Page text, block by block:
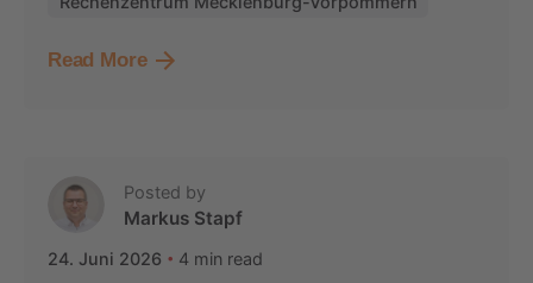
Read More
Posted by
Markus Stapf
24. Juni 2026 4 min read